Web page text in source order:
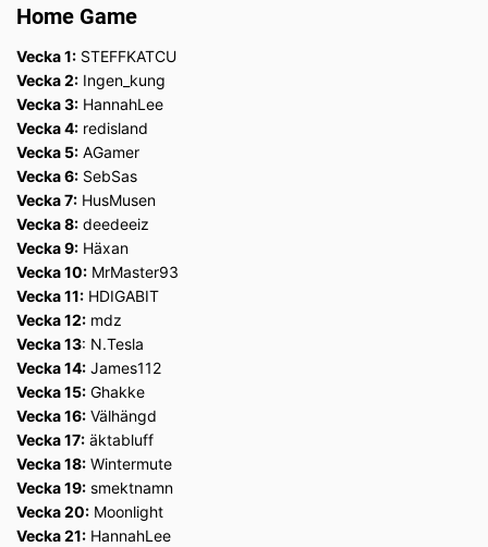
Home Game
Vecka 1: STEFFKATCU
Vecka 2: Ingen_kung
Vecka 3: HannahLee
Vecka 4: redisland
Vecka 5: AGamer
Vecka 6: SebSas
Vecka 7: HusMusen
Vecka 8: deedeeiz
Vecka 9: Häxan
Vecka 10: MrMaster93
Vecka 11: HDIGABIT
Vecka 12: mdz
Vecka 13: N.Tesla
Vecka 14: James112
Vecka 15: Ghakke
Vecka 16: Välhängd
Vecka 17: äktabluff
Vecka 18: Wintermute
Vecka 19: smektnamn
Vecka 20: Moonlight
Vecka 21: HannahLee